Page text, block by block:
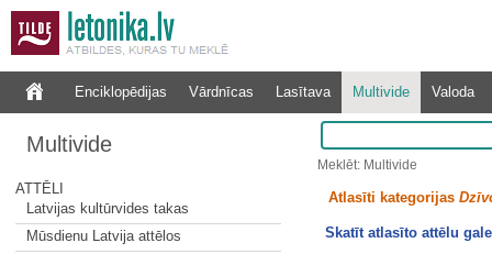
Enciklopēdijas Vārdnīcas Lasītava Multivide Valoda
Multivide
ATTĒLI
Latvijas kultūrvides takas
Mūsdienu Latvija attēlos
Meklēt: Multivide
Atlasīti kategorijas
Skatīt atlasīto attēlu